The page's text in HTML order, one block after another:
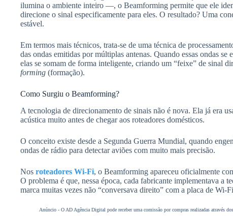
ilumina o ambiente inteiro —, o Beamforming permite que ele
direcione o sinal especificamente para eles. O resultado? Uma
estável.
Em termos mais técnicos, trata-se de uma técnica de
das ondas emitidas por múltiplas antenas. Quando essas ondas
elas se somam de forma inteligente, criando um “feixe” de sinal
forming (formação).
Como Surgiu o Beamforming?
A tecnologia de direcionamento de sinais não é nova. Ela já era
acústica muito antes de chegar aos roteadores domésticos.
O conceito existe desde a Segunda Guerra Mundial, quando
ondas de rádio para detectar aviões com muito mais precisão.
Nos roteadores Wi-Fi, o Beamforming apareceu oficialmente
O problema é que, nessa época, cada fabricante implementava a
marca muitas vezes não “conversava direito” com a placa de Wi-
Anúncio - O AD Agência Digital pode receber uma comissão por compras realizadas através